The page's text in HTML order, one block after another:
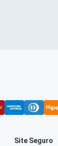
Site Seguro